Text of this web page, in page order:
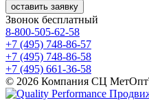
оставить заявку
Звонок бесплатный
8-800-505-62-58
+7 (495) 748-86-57
+7 (495) 748-86-58
+7 (495) 661-36-58
© 2026 Компания СЦ